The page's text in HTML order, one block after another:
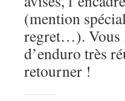
(mention
regret…). Vous
d’enduro très
retourner !